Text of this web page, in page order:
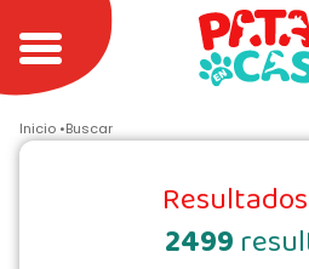
Inicio Buscar
2499